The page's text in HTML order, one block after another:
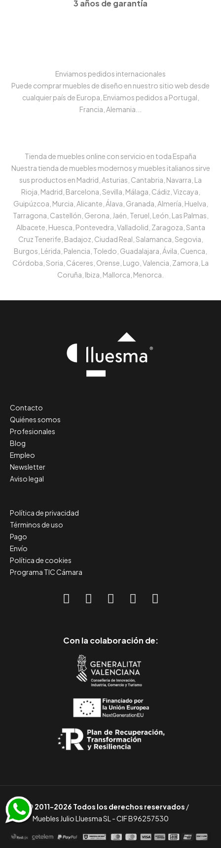
3 años de garantía
Enviamos pedidos internacionales
Puede comprar muebles de diseño en nuestro sitio web desde
cualquier país de Europa, Enviamos pedidos a Portugal,
Francia, Alemania...
Tienda de muebles online con servicio en toda España
Nuestra tienda de muebles modernos y muebles italianos sirve
sus productos en Madrid, Asturias, Cantabria, Navarra, La
Rioja, Madrid, Barcelona, Sevilla, Málaga, Cádiz, Vizcaya,
Guipúzcoa, Murcia, Alicante, Álava, Granada, Almería, Huelva,
Tarragona, Castellón, Gerona, Jaén, Teruel, León, Las Palmas,
Albacete, Huesca, Pontevedra, Valladolid, Zaragoza, Santa
Cruz Tenerife, Badajoz, Ciudad Real, Salamanca, Segovia,
Burgos, Lérida, Palencia, Toledo, Guadalajara, Ávila, Cuenca,
Córdoba, Soria, Cáceres, Orense, Lugo, Valencia, Zamora, La
Coruña, Ibiza, Mallorca, Menorca.
Contacto
Quiénes somos
Profesionales
Blog
Empleo
Newsletter
Aviso legal
Política de privacidad
Términos de uso
Pago
Envío
Política de cookies
Programa TIC Cámara
Con la colaboración de:
© 2011-2026 Todos los derechos reservados /
Muebles Julio Lluesma SL - CIF B96257530